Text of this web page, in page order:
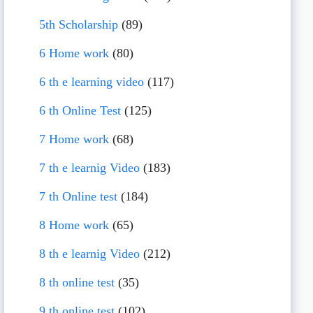
5th Scholarship(89)
6 Home work(80)
6 th e learning video(117)
6 th Online Test(125)
7 Home work(68)
7 th e learnig Video(183)
7 th Online test(184)
8 Home work(65)
8 th e learnig Video(212)
8 th online test(35)